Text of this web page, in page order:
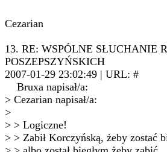
Cezarian
13. RE: WSPÓLNE SŁUCHANIE
POSZEPSZYŃSKICH
2007-01-29 23:02:49 | URL: #
Bruxa napisał/a:
> Cezarian napisał/a:
>
> > Logiczne!
> > Zabił Korczyńską, żeby zostać